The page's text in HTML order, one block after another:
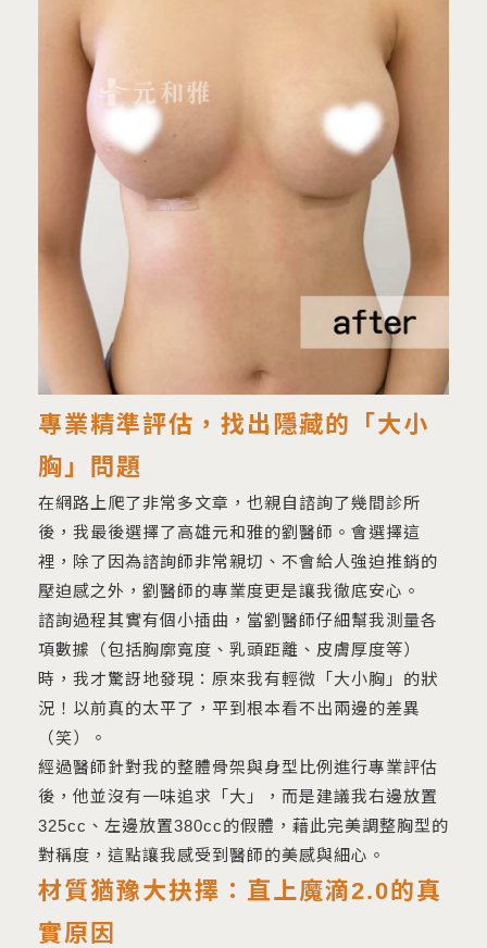
專業精準評估，找出隱藏的「大小
胸」問題
在網路上爬了非常多文章，也親自諮詢了幾間診所
後，我最後選擇了高雄元和雅的劉醫師。會選擇這
裡，除了因為諮詢師非常親切、不會給人強迫推銷的
壓迫感之外，劉醫師的專業度更是讓我徹底安心。
諮詢過程其實有個小插曲，當劉醫師仔細幫我測量各
項數據（包括胸廓寬度、乳頭距離、皮膚厚度等）
時，我才驚訝地發現：原來我有輕微「大小胸」的狀
況！以前真的太平了，平到根本看不出兩邊的差異
（笑）。
經過醫師針對我的整體骨架與身型比例進行專業評估
後，他並沒有一味追求「大」，而是建議我右邊放置
325cc、左邊放置380cc的假體，藉此完美調整胸型的
對稱度，這點讓我感受到醫師的美感與細心。
材質猶豫大抉擇：直上魔滴2.0的真
實原因